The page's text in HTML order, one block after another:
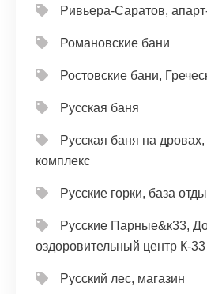
Ривьера-Саратов,
Романовские бани
Ростовские бани,
Русская баня
Русская баня на
комплекс
Русские горки, база
Русские Парные&к33,
оздоровительный центр К-33
Русский лес, магазин